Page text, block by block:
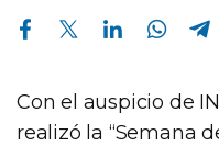
Compartir en Facebook Compartir en Twitter Compartir en Linkedin Compartir en Whatsapp
Con el auspicio de
realizó la “Semana